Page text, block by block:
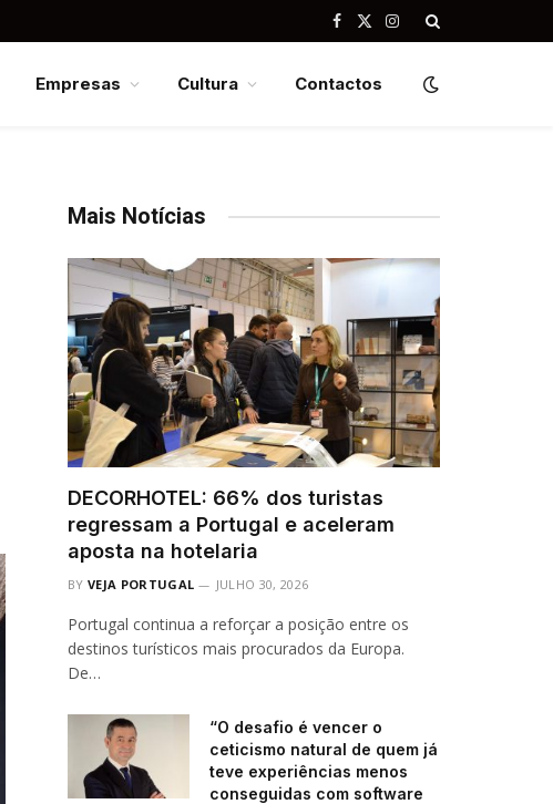
Facebook
X
Instagram
Empresas Cultura Contactos
Mais Notícias
DECORHOTEL: 66% dos turistas
regressam a Portugal e aceleram
aposta na hotelaria
BY VEJA PORTUGAL JULHO 30, 2026
Portugal continua a reforçar a posição entre os
destinos turísticos mais procurados da Europa.
De…
“O desafio é vencer o
ceticismo natural de quem já
teve experiências menos
conseguidas com software